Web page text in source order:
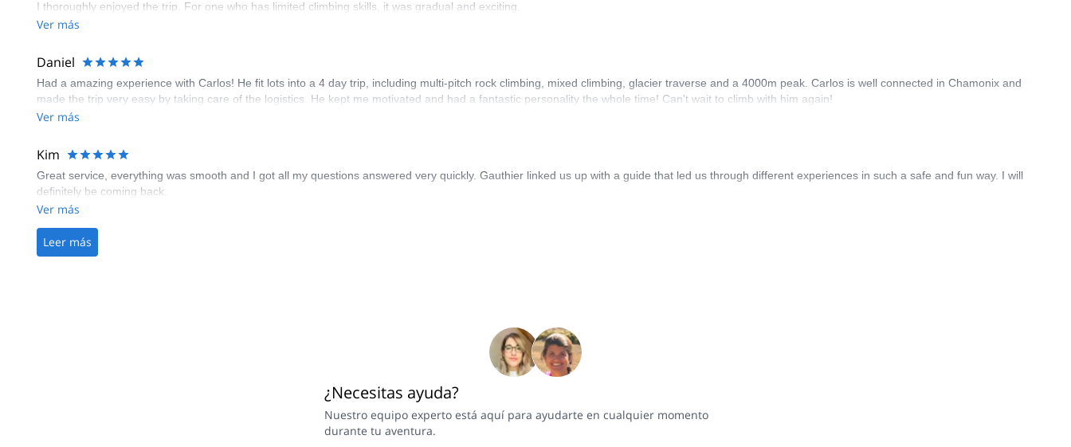
I thoroughly enjoyed the trip. For one who has limited climbing skills, it was gradual and exciting.
Ver más
Daniel
Had a amazing experience with Carlos! He fit lots into a 4 day trip, including multi-pitch rock climbing, mixed climbing, glacier traverse and a 4000m peak. Carlos is well connected in Chamonix and
made the trip very easy by taking care of the logistics. He kept me motivated and had a fantastic personality the whole time! Can't wait to climb with him again!
Ver más
Kim
Great service, everything was smooth and I got all my questions answered very quickly. Gauthier linked us up with a guide that led us through different experiences in such a safe and fun way. I will
definitely be coming back.
Ver más
Leer más
¿Necesitas ayuda?
Nuestro equipo experto está aquí para ayudarte en cualquier momento
durante tu aventura.